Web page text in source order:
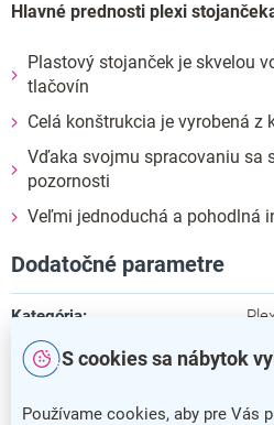
S cookies sa nábytok
Používame cookies, aby pre Vás
Hlavné prednosti plexi
Plastový stojanček je skvelou
tlačovín
Celá konštrukcia je vyrobená z
Vďaka svojmu spracovaniu sa
pozornosti
Veľmi jednoduchá a pohodlná
Dodatočné parametre
Kategória:
Farba číra
Záruka: 5